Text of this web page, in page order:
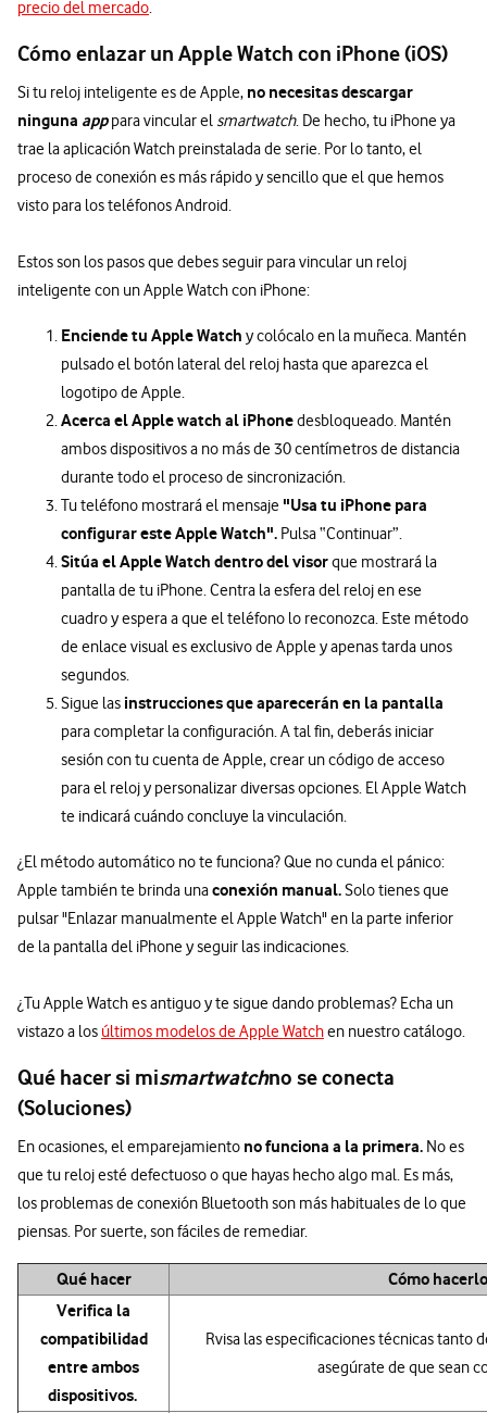
precio del mercado.
Cómo enlazar un Apple Watch con iPhone (iOS)
Si tu reloj inteligente es de Apple, no necesitas descargar
ninguna apppara vincular el smartwatch. De hecho, tu iPhone ya
trae la aplicación Watch preinstalada de serie. Por lo tanto, el
proceso de conexión es más rápido y sencillo que el que hemos
visto para los teléfonos Android.
Estos son los pasos que debes seguir para vincular un reloj
inteligente con un Apple Watch con iPhone:
Enciende tu Apple Watch y colócalo en la muñeca. Mantén
pulsado el botón lateral del reloj hasta que aparezca el
logotipo de Apple.
Acerca el Apple watch al iPhonedesbloqueado. Mantén
ambos dispositivos a no más de 30 centímetros de distancia
durante todo el proceso de sincronización.
Tu teléfono mostrará el mensaje "Usa tu iPhone para
configurar este Apple Watch". Pulsa “Continuar”.
Sitúa el Apple Watch dentro del visorque mostrará la
pantalla de tu iPhone. Centra la esfera del reloj en ese
cuadro y espera a que el teléfono lo reconozca. Este método
de enlace visual es exclusivo de Apple y apenas tarda unos
segundos.
Sigue las instrucciones que aparecerán en la pantalla
para completar la configuración. A tal fin, deberás iniciar
sesión con tu cuenta de Apple, crear un código de acceso
para el reloj y personalizar diversas opciones. El Apple Watch
te indicará cuándo concluye la vinculación.
¿El método automático no te funciona? Que no cunda el pánico:
Apple también te brinda unaconexión manual.Solo tienes que
pulsar "Enlazar manualmente el Apple Watch" en la parte inferior
de la pantalla del iPhone y seguir las indicaciones.
¿Tu Apple Watch es antiguo y te sigue dando problemas? Echa un
vistazo a los últimos modelos de Apple Watchen nuestro catálogo.
Qué hacer si mismartwatchno se conecta
(Soluciones)
En ocasiones, el emparejamiento no funciona a la primera. No es
que tu reloj esté defectuoso o que hayas hecho algo mal. Es más,
los problemas de conexión Bluetooth son más habituales de lo que
piensas. Por suerte, son fáciles de remediar.
Qué hacer
Cómo hacerlo
Verifica la
compatibilidad
entre ambos
dispositivos.
Rvisa las especificaciones técnicas
asegúrate de que sean